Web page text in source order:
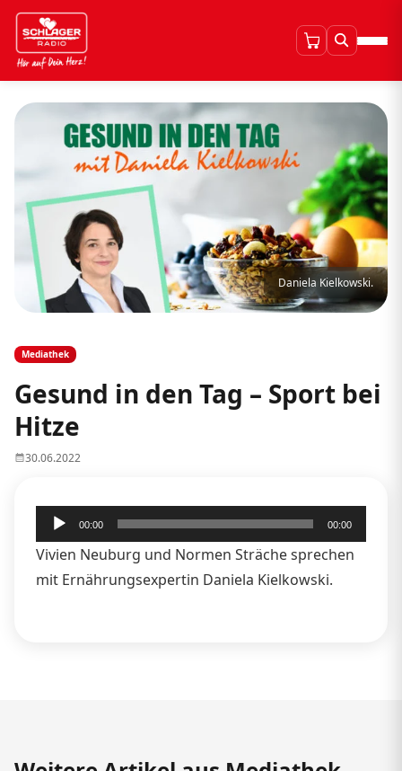
Daniela Kielkowski.
Mediathek
Gesund in den Tag – Sport bei
Hitze
30.06.2022
Audio-
Player
00:00 00:00
Vivien Neuburg und Normen Sträche sprechen
mit Ernährungsexpertin Daniela Kielkowski.